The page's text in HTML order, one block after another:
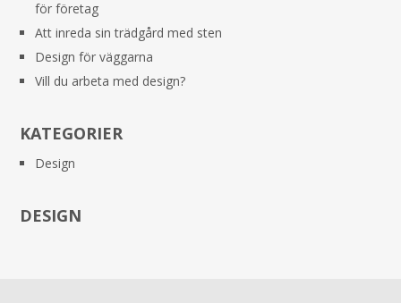
för företag
Att inreda sin trädgård med sten
Design för väggarna
Vill du arbeta med design?
KATEGORIER
Design
DESIGN